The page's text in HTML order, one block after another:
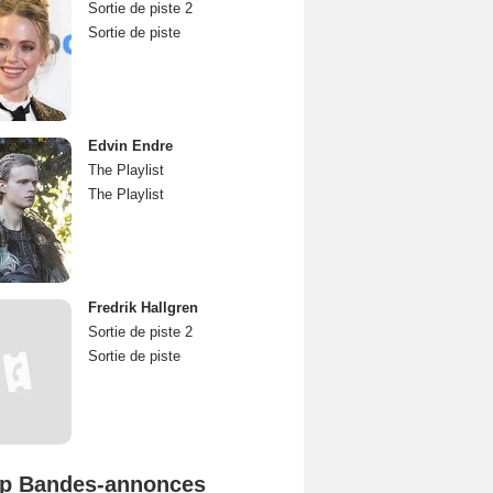
Sortie de piste 2
Sortie de piste
Edvin Endre
The Playlist
The Playlist
Fredrik Hallgren
Sortie de piste 2
Sortie de piste
Bandes-annonces